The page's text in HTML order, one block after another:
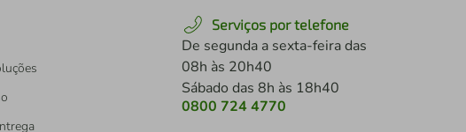
Serviços por telefone
De segunda a sexta-feira das
08h às 20h40
Sábado das 8h às 18h40
0800 724 4770